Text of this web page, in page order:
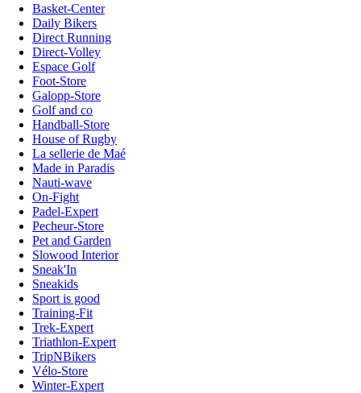
Basket-Center
Daily Bikers
Direct Running
Direct-Volley
Espace Golf
Foot-Store
Galopp-Store
Golf and co
Handball-Store
House of Rugby
La sellerie de Maé
Made in Paradis
Nauti-wave
On-Fight
Padel-Expert
Pecheur-Store
Pet and Garden
Slowood Interior
Sneak'In
Sneakids
Sport is good
Training-Fit
Trek-Expert
Triathlon-Expert
TripNBikers
Vélo-Store
Winter-Expert